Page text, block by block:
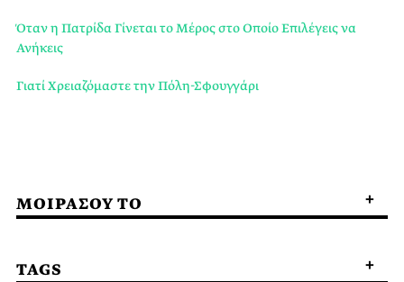
Όταν η Πατρίδα Γίνεται το Μέρος στο Οποίο Επιλέγεις να
Ανήκεις
Γιατί Χρειαζόμαστε την Πόλη-Σφουγγάρι
ΜΟΙΡΑΣΟΥ ΤΟ
TAGS